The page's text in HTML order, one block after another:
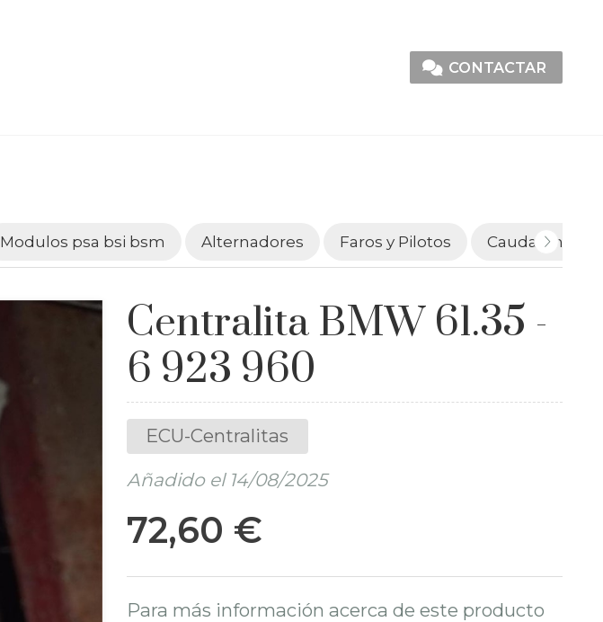
CONTACTAR
Modulos psa bsi bsm Alternadores Faros y Pilotos Caudalímetros
Centralita BMW 61.35 -
6 923 960
ECU-Centralitas
Añadido el 14/08/2025
72,60 €
Para más información acerca de este producto